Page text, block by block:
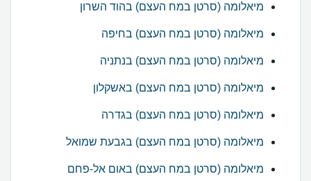
מיאלומה (סרטן במח העצם) בהוד השרון
מיאלומה (סרטן במח העצם) בחיפה
מיאלומה (סרטן במח העצם) בנתניה
מיאלומה (סרטן במח העצם) באשקלון
מיאלומה (סרטן במח העצם) בגדרה
מיאלומה (סרטן במח העצם) בגבעת שמואל
מיאלומה (סרטן במח העצם) באום אל-פחם